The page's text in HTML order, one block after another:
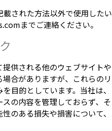
された方法以外で使用したい
までご連絡ください。
供される他のウェブサイトや
合がありますが、これらのリ
目的としています。当社は、
の内容を管理しておらず、そ
のある損失や損害について、